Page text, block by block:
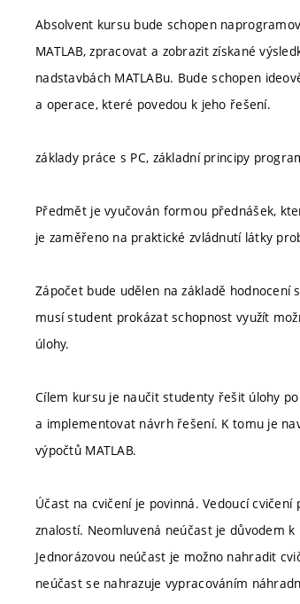
Absolvent kursu bude schopen
MATLAB, zpracovat a zobrazit získané
nadstavbách MATLABu. Bude schopen
a operace, které povedou k jeho řešení.
základy práce s PC, základní principy
Předmět je vyučován formou přednášek,
je zaměřeno na praktické zvládnutí látky
Zápočet bude udělen na základě
musí student prokázat schopnost využít
úlohy.
Cílem kursu je naučit studenty řešit úlohy
a implementovat návrh řešení. K tomu je
výpočtů MATLAB.
Účast na cvičení je povinná. Vedoucí
znalostí. Neomluvená neúčast je důvodem k
Jednorázovou neúčast je možno nahradit
neúčast se nahrazuje vypracováním